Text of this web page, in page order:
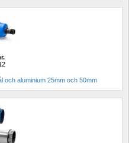
och aluminium 25mm och 50mm